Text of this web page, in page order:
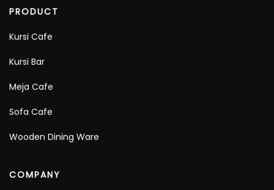
PRODUCT
Kursi Cafe
Kursi Bar
Meja Cafe
Sofa Cafe
Wooden Dining Ware
COMPANY